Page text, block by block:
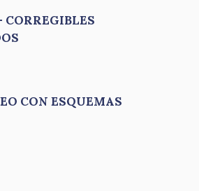
CON ESQUEMAS